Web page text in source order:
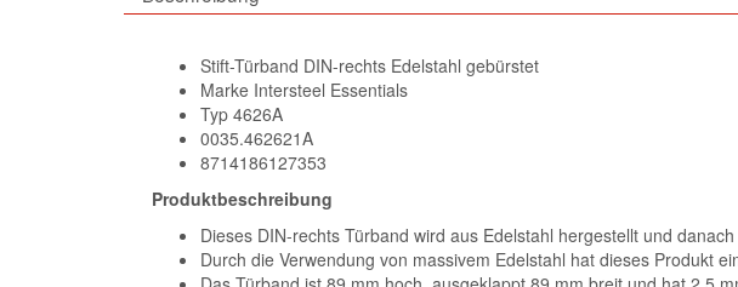
Stift-Türband DIN-rechts Edelstahl gebürstet
Marke Intersteel Essentials
Typ 4626A
0035.462621A
8714186127353
Produktbeschreibung
Dieses DIN-rechts Türband wird aus Edelstahl hergestellt und
Durch die Verwendung von massivem Edelstahl hat dieses Produkt